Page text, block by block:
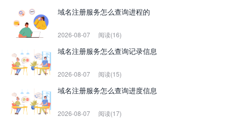
域名注册服务怎么查询进程的
2026-08-07 阅读(16)
域名注册服务怎么查询记录信息
2026-08-07 阅读(15)
域名注册服务怎么查询进度信息
2026-08-07 阅读(17)